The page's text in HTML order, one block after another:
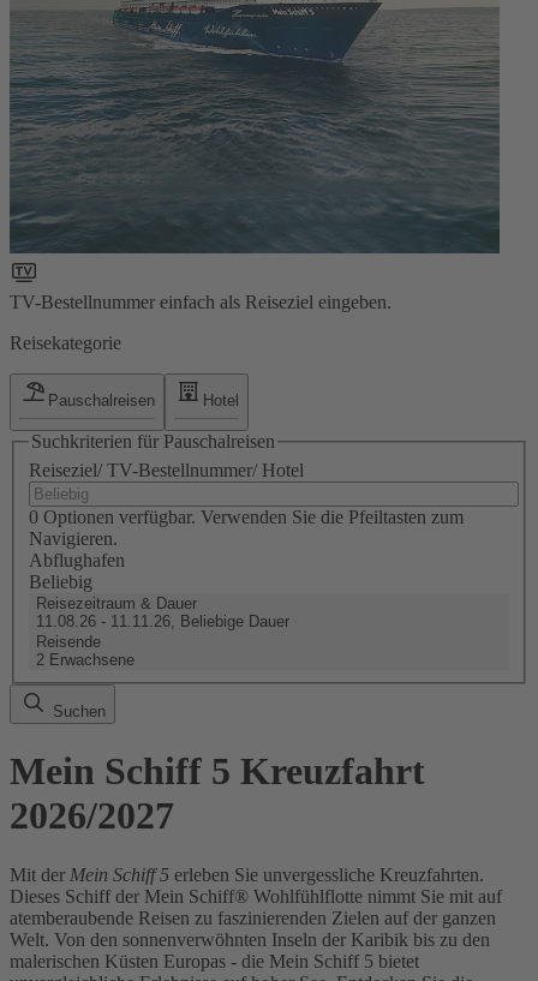
TV-Bestellnummer einfach als Reiseziel eingeben.
Reisekategorie
Pauschalreisen Hotel
Suchkriterien für Pauschalreisen
Reiseziel/ TV-Bestellnummer/ Hotel
0 Optionen verfügbar. Verwenden Sie die Pfeiltasten zum
Navigieren.
Abflughafen
Beliebig
Reisezeitraum & Dauer
11.08.26 - 11.11.26, Beliebige Dauer
Reisende
2 Erwachsene
Suchen
Mein Schiff 5 Kreuzfahrt
2026/2027
Mit der Mein Schiff 5 erleben Sie unvergessliche Kreuzfahrten.
Dieses Schiff der Mein Schiff® Wohlfühlflotte nimmt Sie mit auf
atemberaubende Reisen zu faszinierenden Zielen auf der ganzen
Welt. Von den sonnenverwöhnten Inseln der Karibik bis zu den
malerischen Küsten Europas - die Mein Schiff 5 bietet